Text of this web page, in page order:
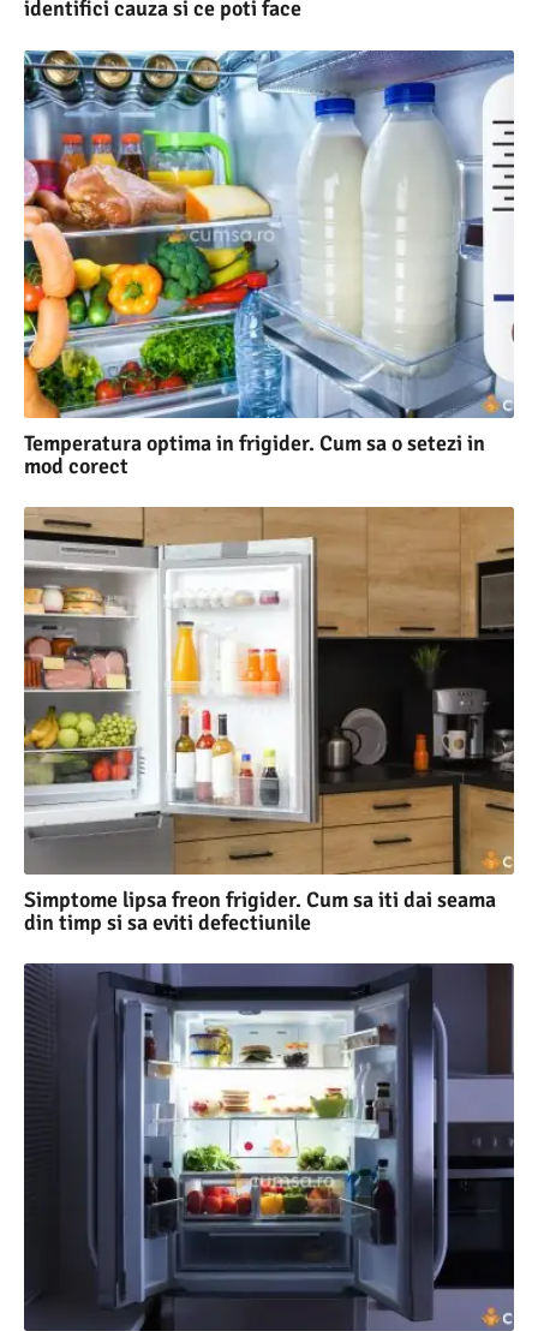
identifici cauza si ce poti face
Temperatura optima in frigider. Cum sa o setezi in
mod corect
Simptome lipsa freon frigider. Cum sa iti dai seama
din timp si sa eviti defectiunile